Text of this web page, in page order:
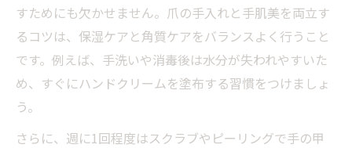
すためにも欠かせません。爪の手入れと手肌美を両立す
るコツは、保湿ケアと角質ケアをバランスよく行うこと
です。例えば、手洗いや消毒後は水分が失われやすいた
め、すぐにハンドクリームを塗布する習慣をつけましょ
う。
さらに、週に1回程度はスクラブやピーリングで手の甲